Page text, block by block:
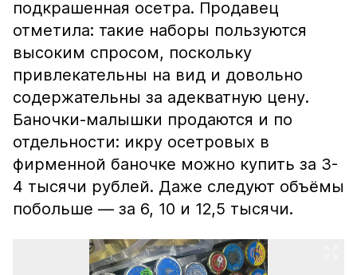
подкрашенная осетра. Продавец
отметила: такие наборы пользуются
высоким спросом, поскольку
привлекательны на вид и довольно
содержательны за адекватную цену.
Баночки-малышки продаются и по
отдельности: икру осетровых в
фирменной баночке можно купить за 3-
4 тысячи рублей. Даже следуют объёмы
побольше — за 6, 10 и 12,5 тысячи.